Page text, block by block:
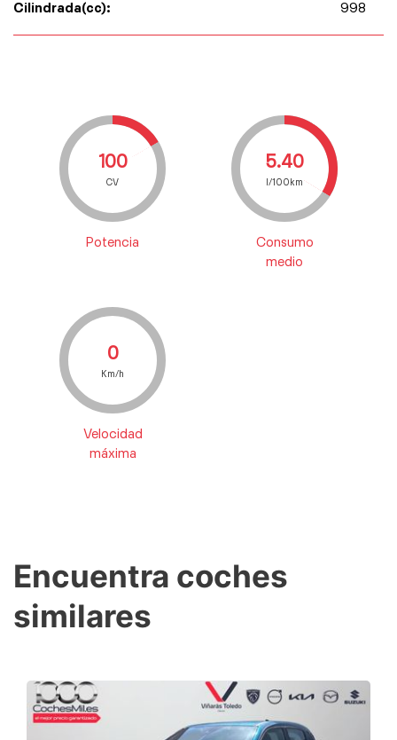
Cilindrada(cc): 998
100
CV
Potencia
5.40
l/100km
Consumo
medio
0
Km/h
Velocidad
máxima
Encuentra coches
similares